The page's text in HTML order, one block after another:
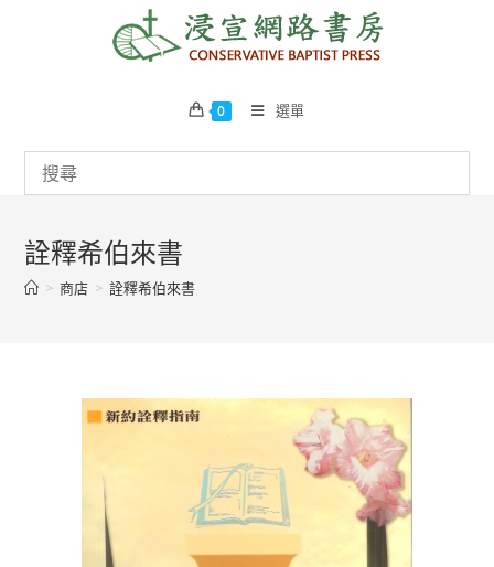
0 選單
詮釋希伯來書
> 商店 > 詮釋希伯來書